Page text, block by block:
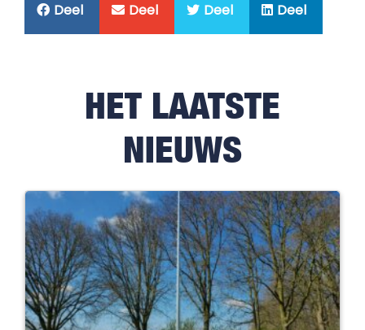
Deel Deel Deel Deel
HET LAATSTE
NIEUWS